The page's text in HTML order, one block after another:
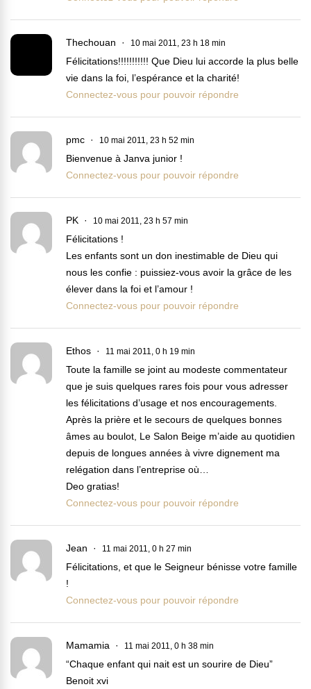
Thechouan 10 mai 2011, 23 h 18 min
Félicitations!!!!!!!!!!! Que Dieu lui accorde la plus belle
vie dans la foi, l’espérance et la charité!
Connectez-vous pour pouvoir répondre
pmc 10 mai 2011, 23 h 52 min
Bienvenue à Janva junior !
Connectez-vous pour pouvoir répondre
PK 10 mai 2011, 23 h 57 min
Félicitations !
Les enfants sont un don inestimable de Dieu qui
nous les confie : puissiez-vous avoir la grâce de les
élever dans la foi et l’amour !
Connectez-vous pour pouvoir répondre
Ethos 11 mai 2011, 0 h 19 min
Toute la famille se joint au modeste commentateur
que je suis quelques rares fois pour vous adresser
les félicitations d’usage et nos encouragements.
Après la prière et le secours de quelques bonnes
âmes au boulot, Le Salon Beige m’aide au quotidien
depuis de longues années à vivre dignement ma
relégation dans l’entreprise où…
Deo gratias!
Connectez-vous pour pouvoir répondre
Jean 11 mai 2011, 0 h 27 min
Félicitations, et que le Seigneur bénisse votre famille
!
Connectez-vous pour pouvoir répondre
Mamamia 11 mai 2011, 0 h 38 min
“Chaque enfant qui nait est un sourire de Dieu”
Benoit xvi